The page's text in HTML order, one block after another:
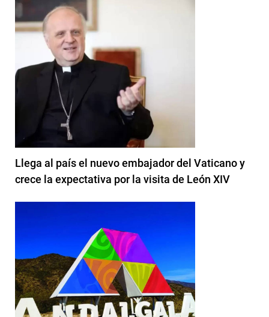
Llega al país el nuevo embajador del Vaticano y
crece la expectativa por la visita de León XIV